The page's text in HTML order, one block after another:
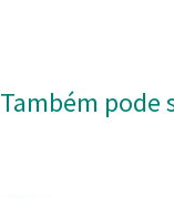
Também pode